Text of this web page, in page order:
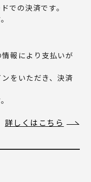
での決済です。
報により支払いが
をいただき、決済
詳しくはこちら